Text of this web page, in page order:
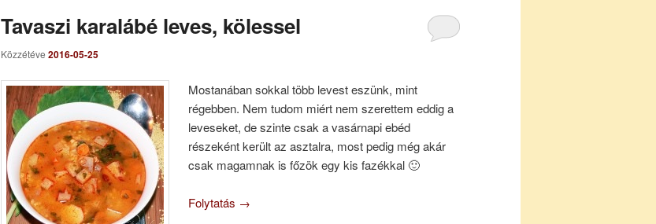
Tavaszi karalábé leves, kölessel
Közzétéve 2016-05-25
Mostanában sokkal több levest eszünk, mint
régebben. Nem tudom miért nem szerettem eddig a
leveseket, de szinte csak a vasárnapi ebéd
részeként került az asztalra, most pedig még akár
csak magamnak is főzök egy kis fazékkal 🙂
Folytatás →